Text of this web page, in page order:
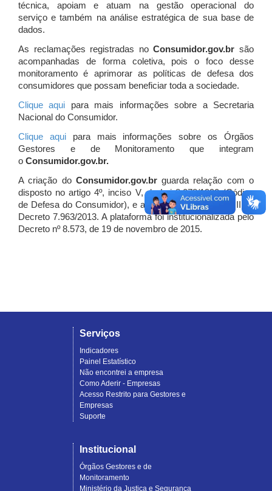
técnica, apoiam e atuam na gestão operacional do
serviço e também na análise estratégica de sua base de
dados.
As reclamações registradas noConsumidor.gov.br são
acompanhadas de forma coletiva, pois o foco desse
monitoramento é aprimorar as políticas de defesa dos
consumidores que possam beneficiar toda a sociedade.
Clique aqui para mais informações sobre a Secretaria
Nacional do Consumidor.
Clique aquipara mais informações sobre os Órgãos
Gestores e de Monitoramento que integram
o Consumidor.gov.br.
A criação do Consumidor.gov.brguarda relação com o
disposto no artigo 4º, inciso V, da Lei 8.078/1990 (Código
de Defesa do Consumidor), e artigo 7º, incisos I, II e III do
Decreto 7.963/2013. A plataforma foi institucionalizada pelo
Decreto nº 8.573, de 19 de novembro de 2015.
Serviços
Indicadores
Painel Estatístico
Não encontrei a empresa
Como Aderir - Empresas
Acesso Restrito para Gestores e
Empresas
Suporte
Institucional
Órgãos Gestores e de
Monitoramento
Ministério da Justiça e Segurança